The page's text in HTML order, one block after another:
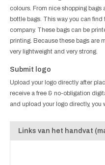
colours. From nice shopping bags
bottle bags. This way you can find
company. These bags can be
printing. Because these bags are
very lightweight and very strong.
Submit logo
Upload your logo directly after
receive a free & no-obligation
and upload your logo directly,
Links van het handvat